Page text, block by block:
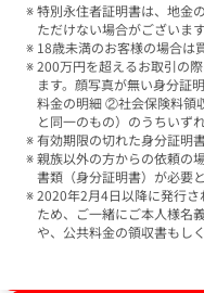
特別永住者証明書は、地金
ただけない場合がございます
18歳未満のお客様の場合は
200万円を超えるお取引の
ます。顔写真が無い身分証
料金の明細 ②社会保険料領
と同一のもの）のうちいず
有効期限の切れた身分証明
親族以外の方からの依頼の
書類（身分証明書）が必要と
2020年2月4日以降に発行
ため、ご一緒にご本人様名
や、公共料金の領収書もし